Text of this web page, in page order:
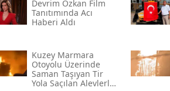
Devrim Özkan Film
Tanıtımında Acı
Haberi Aldı
Kuzey Marmara
Otoyolu Üzerinde
Saman Taşıyan Tir
Yola Saçılan Alevlerle